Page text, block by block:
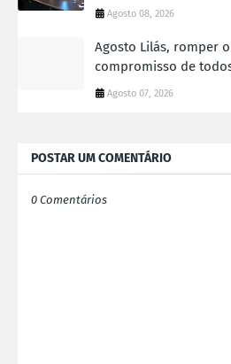
Agosto 08, 2026
Agosto Lilás, romper
compromisso de
Agosto 07, 2026
POSTAR UM COMENTÁRIO
0 Comentários